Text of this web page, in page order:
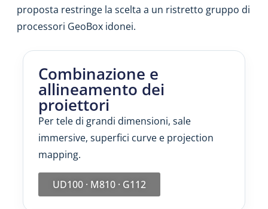
proposta restringe la scelta a un ristretto gruppo di
processori GeoBox idonei.
Combinazione e
allineamento dei
proiettori
Per tele di grandi dimensioni, sale
immersive, superfici curve e projection
mapping.
UD100 · M810 · G112